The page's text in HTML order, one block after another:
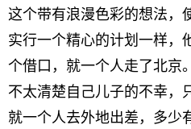
这个带有浪漫色彩的想法，
实行一个精心的计划一样，
个借口，就一个人走了北京
不太清楚自己儿子的不幸，
就一个人去外地出差，多少